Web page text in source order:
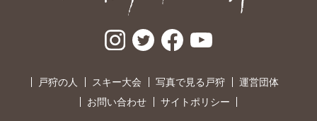
戸狩の人 スキー大会 写真で見る戸狩
運営団体
お問い合わせ
サイトポリシー